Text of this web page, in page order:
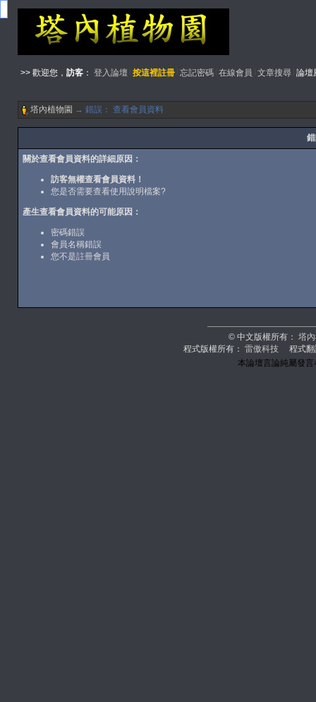
>> 歡迎您， 訪客： 登入論壇 按這裡註冊 忘記密碼 在線會員 文章搜尋 論壇
塔內植物園 → 錯誤： 查看會員資料
關於查看會員資料的詳細原因：
訪客無權查看會員資料！
您是否需要查看使用說明檔案?
產生查看會員資料的可能原因：
密碼錯誤
會員名稱錯誤
您不是註冊會員
© 中文版權所有： 塔
程式版權所有： 雷傲科技程式翻
本論壇言論純屬發